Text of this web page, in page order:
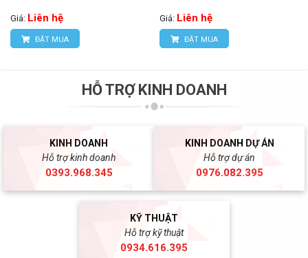
Giá: Liên hệ
ĐẶT MUA
Giá: Liên hệ
ĐẶT MUA
HỖ TRỢ KINH DOANH
KINH DOANH
Hỗ trợ kinh doanh
0393.968.345
KINH DOANH DỰ ÁN
Hỗ trợ dự án
0976.082.395
KỸ THUẬT
Hỗ trợ kỹ thuật
0934.616.395